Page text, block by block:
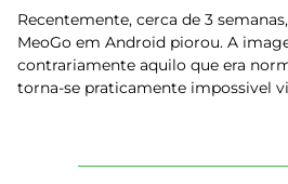
Recentemente, cerca de 3
MeoGo em Android piorou. A
contrariamente aquilo que era
torna-se praticamente impossivel